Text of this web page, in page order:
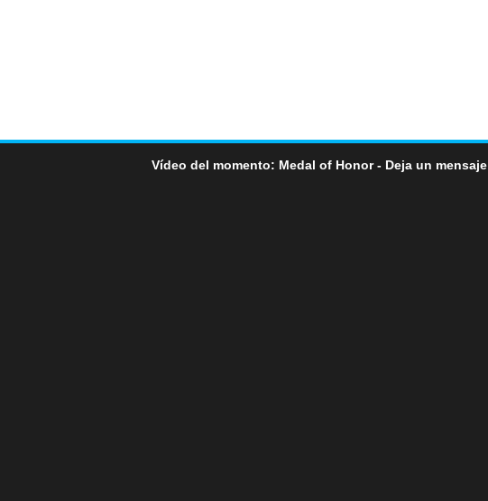
Vídeo del momento: Medal of Honor - Deja un mensaje